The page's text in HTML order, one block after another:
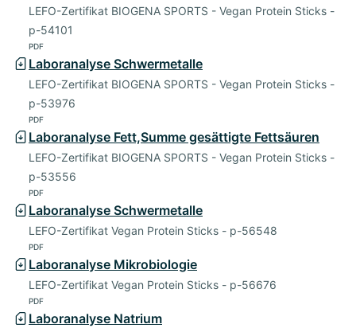
LEFO-Zertifikat BIOGENA SPORTS - Vegan Protein Sticks -
p-54101
PDF
Laboranalyse Schwermetalle
LEFO-Zertifikat BIOGENA SPORTS - Vegan Protein Sticks -
p-53976
PDF
Laboranalyse Fett,Summe gesättigte Fettsäuren
LEFO-Zertifikat BIOGENA SPORTS - Vegan Protein Sticks -
p-53556
PDF
Laboranalyse Schwermetalle
LEFO-Zertifikat Vegan Protein Sticks - p-56548
PDF
Laboranalyse Mikrobiologie
LEFO-Zertifikat Vegan Protein Sticks - p-56676
PDF
Laboranalyse Natrium